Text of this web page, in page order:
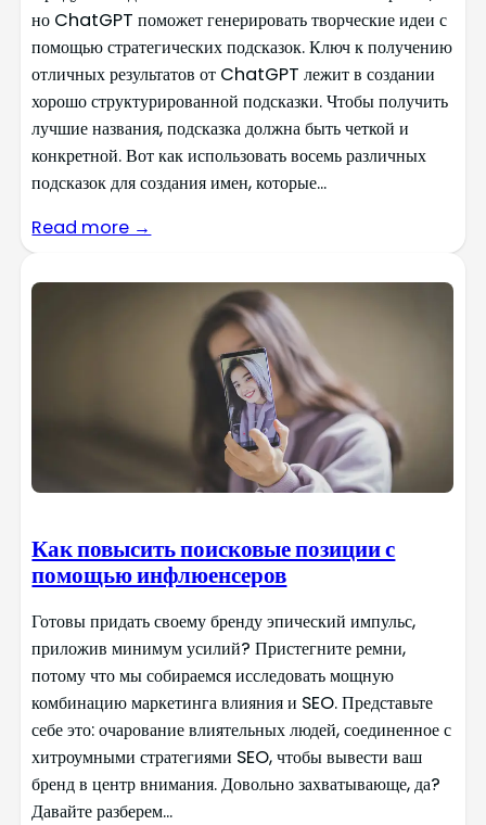
но ChatGPT поможет генерировать творческие идеи с
помощью стратегических подсказок. Ключ к получению
отличных результатов от ChatGPT лежит в создании
хорошо структурированной подсказки. Чтобы получить
лучшие названия, подсказка должна быть четкой и
конкретной. Вот как использовать восемь различных
подсказок для создания имен, которые...
Read more →
Как повысить поисковые позиции с
помощью инфлюенсеров
Готовы придать своему бренду эпический импульс,
приложив минимум усилий? Пристегните ремни,
потому что мы собираемся исследовать мощную
комбинацию маркетинга влияния и SEO. Представьте
себе это: очарование влиятельных людей, соединенное с
хитроумными стратегиями SEO, чтобы вывести ваш
бренд в центр внимания. Довольно захватывающе, да?
Давайте разберем...